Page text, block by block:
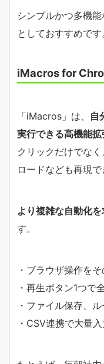
シンプルかつ多機
としておすすめです
iMacros for
「iMacros」は、 自
実行できる高機能拡
クリックだけでな
ロードなども再現で
より複雑な自動化
す。
・ブラウザ操作を
・再生ボタン1つで
・ファイル保存、
・CSV連携で大量